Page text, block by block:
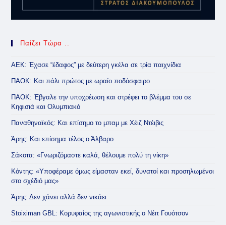
Παίζει Τώρα ..
ΑΕΚ: Έχασε “έδαφος” με δεύτερη γκέλα σε τρία παιχνίδια
ΠΑΟΚ: Και πάλι πρώτος με ωραίο ποδόσφαιρο
ΠΑΟΚ: Έβγαλε την υποχρέωση και στρέφει το βλέμμα του σε
Κηφισιά και Ολυμπιακό
Παναθηναϊκός: Και επίσημο το μπαμ με Χέιζ Ντέιβις
Άρης: Και επίσημα τέλος ο Άλβαρο
Σάκοτα: «Γνωριζόμαστε καλά, θέλουμε πολύ τη νίκη»
Κόντης: «Υποφέραμε όμως είμασταν εκεί, δυνατοί και προσηλωμένοι
στο σχέδιό μας»
Άρης: Δεν χάνει αλλά δεν νικάει
Stoiximan GBL: Κορυφαίος της αγωνιστικής ο Νέιτ Γουότσον